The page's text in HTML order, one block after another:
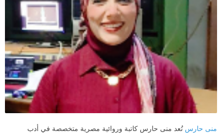
منى حارس تُعد منى حارس كاتبة وروائية مصرية متخصصة في أدب